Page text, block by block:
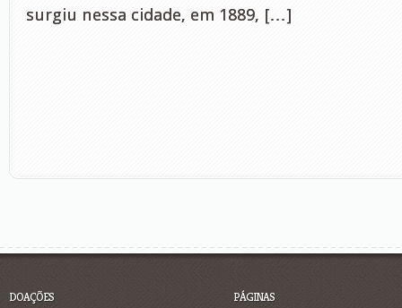
surgiu nessa cidade, em 1889, […]
DOAÇÕES
PÁGINAS